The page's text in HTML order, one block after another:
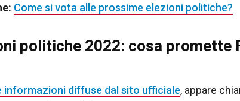
Come si vota alle prossime elezioni politiche?
politiche 2022: cosa promette
informazioni diffuse dal sito ufficiale, appare